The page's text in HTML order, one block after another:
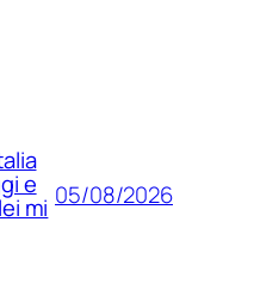
e
mi 05/08/2026